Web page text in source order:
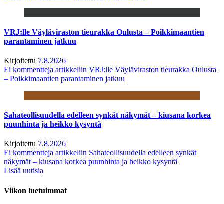
VRJ:lle Väyläviraston tieurakka Oulusta – Poikkimaantien
parantaminen jatkuu
Kirjoitettu 7.8.2026
Ei kommentteja artikkeliin VRJ:lle Väyläviraston tieurakka Oulusta
– Poikkimaantien parantaminen jatkuu
Sahateollisuudella edelleen synkät näkymät – kiusana korkea
puunhinta ja heikko kysyntä
Kirjoitettu 7.8.2026
Ei kommentteja artikkeliin Sahateollisuudella edelleen synkät
näkymät – kiusana korkea puunhinta ja heikko kysyntä
Lisää uutisia
Viikon luetuimmat